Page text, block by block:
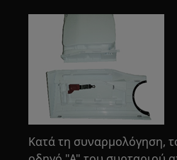
Κατά τη συναρμολόγηση,